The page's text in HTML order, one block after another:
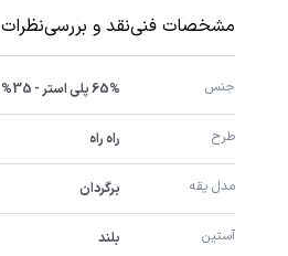
مشخصات فنینقد و بررسینظرات
جنس 65% پلی استر - 35% پنبه
طرح راه راه
مدل یقه برگردان
آستین بلند